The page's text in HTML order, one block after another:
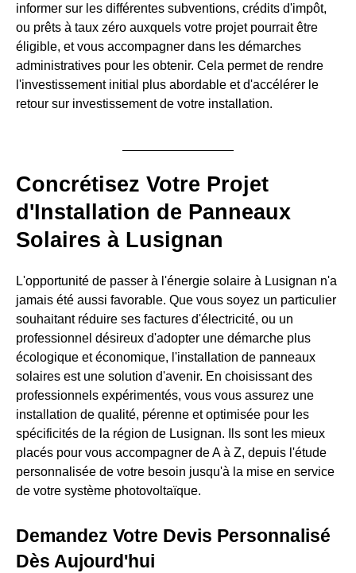
informer sur les différentes subventions, crédits d'impôt,
ou prêts à taux zéro auxquels votre projet pourrait être
éligible, et vous accompagner dans les démarches
administratives pour les obtenir. Cela permet de rendre
l'investissement initial plus abordable et d'accélérer le
retour sur investissement de votre installation.
Concrétisez Votre Projet
d'Installation de Panneaux
Solaires à Lusignan
L'opportunité de passer à l'énergie solaire à Lusignan n'a
jamais été aussi favorable. Que vous soyez un particulier
souhaitant réduire ses factures d'électricité, ou un
professionnel désireux d'adopter une démarche plus
écologique et économique, l'installation de panneaux
solaires est une solution d'avenir. En choisissant des
professionnels expérimentés, vous vous assurez une
installation de qualité, pérenne et optimisée pour les
spécificités de la région de Lusignan. Ils sont les mieux
placés pour vous accompagner de A à Z, depuis l'étude
personnalisée de votre besoin jusqu'à la mise en service
de votre système photovoltaïque.
Demandez Votre Devis Personnalisé
Dès Aujourd'hui